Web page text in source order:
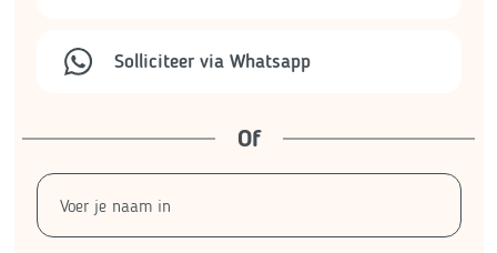
Solliciteer via Whatsapp
Of